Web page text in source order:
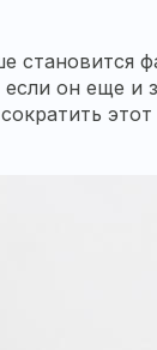
становится
он еще и